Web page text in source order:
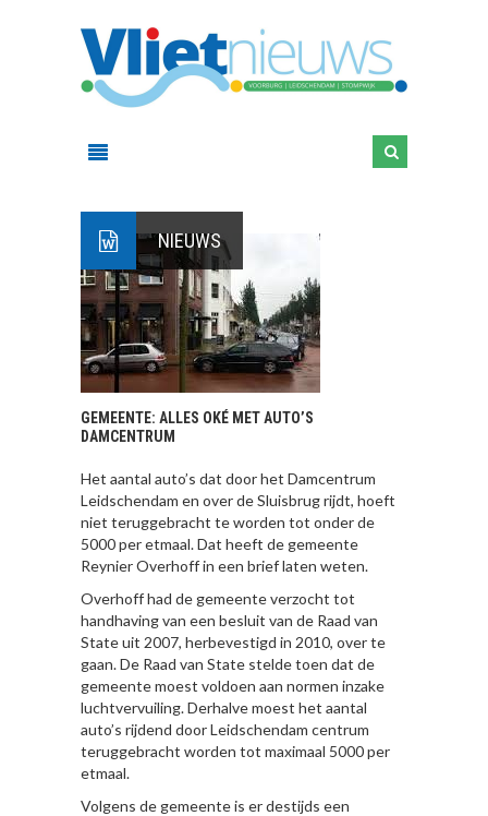
NIEUWS
GEMEENTE: ALLES OKÉ MET AUTO’S
DAMCENTRUM
Het aantal auto’s dat door het Damcentrum
Leidschendam en over de Sluisbrug rijdt, hoeft
niet teruggebracht te worden tot onder de
5000 per etmaal. Dat heeft de gemeente
Reynier Overhoff in een brief laten weten.
Overhoff had de gemeente verzocht tot
handhaving van een besluit van de Raad van
State uit 2007, herbevestigd in 2010, over te
gaan. De Raad van State stelde toen dat de
gemeente moest voldoen aan normen inzake
luchtvervuiling. Derhalve moest het aantal
auto’s rijdend door Leidschendam centrum
teruggebracht worden tot maximaal 5000 per
etmaal.
Volgens de gemeente is er destijds een